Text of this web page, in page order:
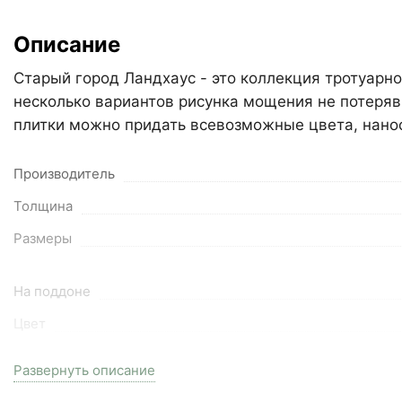
Описание
Старый город Ландхаус - это коллекция
несколько вариантов рисунка мощения не
плитки можно придать всевозможные цвета,
Производитель
Толщина
Размеры
На поддоне
Вес поддона
Развернуть описание